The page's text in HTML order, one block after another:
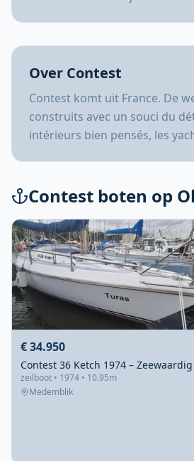
Over Contest
Contest komt uit France. De
construits avec un souci du
intérieurs bien pensés, les
Contest boten op
€ 34.950
zeilboot • 1974 • 10.95m
Medemblik